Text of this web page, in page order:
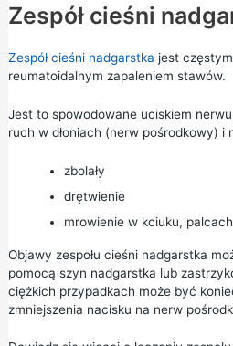
Zespół cieśni
Zespół cieśni nadgarstka jest
reumatoidalnym zapaleniem stawów.
Jest to spowodowane uciskiem
ruch w dłoniach (nerw pośrodkowy) i
zbolały
drętwienie
mrowienie w kciuku,
Objawy zespołu cieśni nadgarstka
pomocą szyn nadgarstka lub
ciężkich przypadkach może być
zmniejszenia nacisku na nerw